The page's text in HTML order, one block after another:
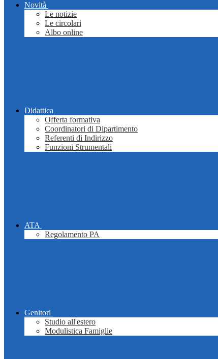
Novità
Le notizie
Le circolari
Albo online
Didattica
Offerta formativa
Coordinatori di Dipartimento
Referenti di Indirizzo
Funzioni Strumentali
ATA
Regolamento PA
Genitori
Studio all'estero
Modulistica Famiglie